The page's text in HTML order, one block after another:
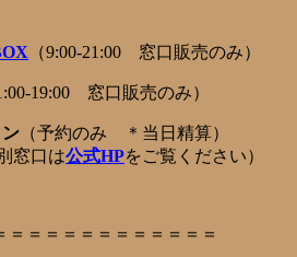
（9:00-21:00 窓口販売のみ）
19:00 窓口販売のみ）
（予約のみ ＊当日精算）
窓口は公式HPをご覧ください）
＝＝＝＝＝＝＝＝＝＝＝＝